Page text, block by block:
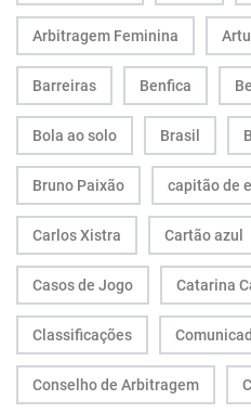
Arbitragem Feminina
Barreiras Benfica
Bola ao solo Brasil
Bruno Paixão capitão de
Carlos Xistra Cartão azul
Casos de Jogo Catarina
Classificações
Conselho de Arbitragem